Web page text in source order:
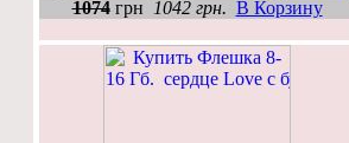
1074грн 1042 грн. В Корзину